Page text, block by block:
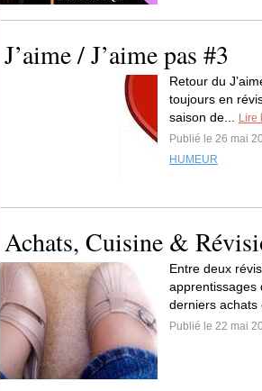
J’aime / J’aime pas #3
Retour du
toujours en
saison de...
Lire
Publié le 26 mai
HUMEUR
Achats, Cuisine &
Entre deux
apprentissages
derniers achats
Publié le 22 mai